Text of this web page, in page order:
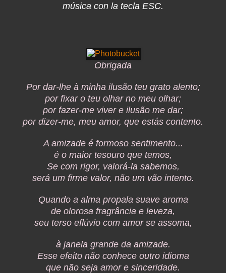
música con la tecla ESC.
Obrigada
Por dar-lhe à minha ilusão teu grato alento;
por fixar o teu olhar no meu olhar;
por fazer-me viver e ilusão me dar;
por dizer-me, meu amor, que estás contento.
A amizade é formoso sentimento...
é o maior tesouro que temos,
Se com rigor, valorá-la sabemos,
será um firme valor, não um vão intento.
Quando a alma propala suave aroma
de olorosa fragrância e leveza,
seu terso eflúvio com amor se assoma,
à janela grande da amizade.
Esse efeito não conhece outro idioma
que não seja amor e sinceridade.